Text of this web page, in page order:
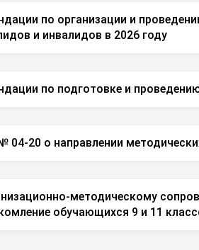
по организации и
и инвалидов в 2026 году
по подготовке и
04-20 о направлении
методическому
обучающихся 9 и 11